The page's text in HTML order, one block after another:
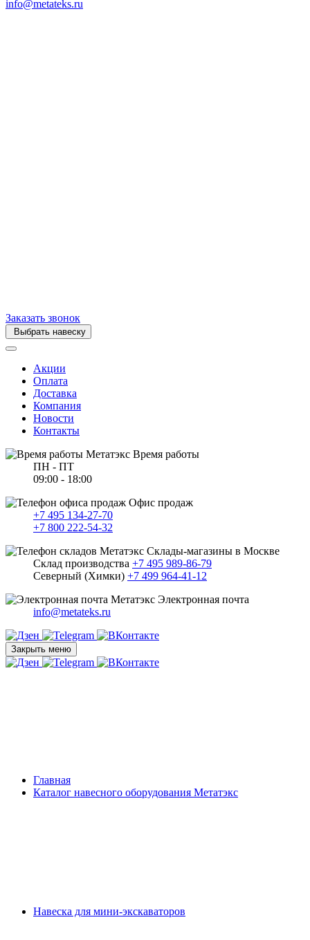
info@metateks.ru
Заказать звонок
Выбрать навеску
Акции
Оплата
Доставка
Компания
Новости
Контакты
Время работы
ПН - ПТ
09:00 - 18:00
Офис продаж
+7 495 134-27-70
+7 800 222-54-32
Склады-магазины в Москве
Склад производства +7 495 989-86-79
Северный (Химки) +7 499 964-41-12
Электронная почта
info@metateks.ru
Закрыть меню
Главная
Каталог навесного оборудования Метатэкс
Навеска для мини-экскаваторов